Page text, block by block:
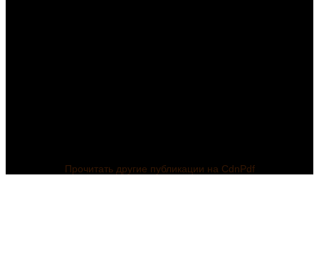
Прочитать другие публикации на CdnPdf